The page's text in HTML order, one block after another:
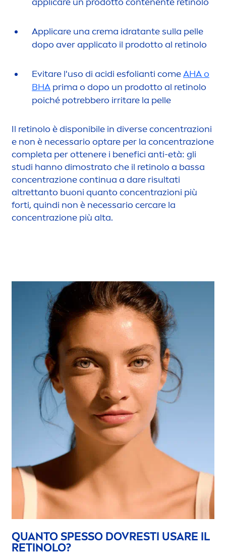
Applicare una crema idratante sulla pelle
dopo aver applicato il prodotto al retinolo
Evitare l'uso di acidi esfolianti comeAHA o
BHA prima o dopo un prodotto al retinolo
poiché potrebbero irritare la pelle
Il retinolo è disponibile in diverse concentrazioni
e non è necessario optare per la concentrazione
completa per ottenere i benefici anti-età: gli
studi hanno dimostrato che il retinolo a bassa
concentrazione continua a dare risultati
altrettanto buoni quanto concentrazioni più
forti, quindi non è necessario cercare la
concentrazione più alta.
QUANTO SPESSO DOVRESTI USARE IL
RETINOLO?